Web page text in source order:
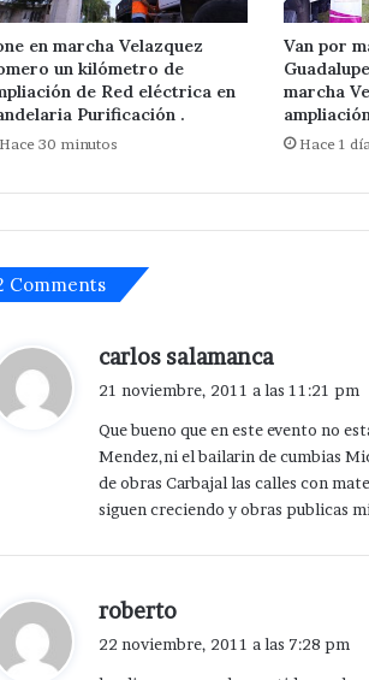
en marcha Velazquez
un kilómetro de
de Red eléctrica en
Purificación .
Hace 30 minutos
Van por
marcha
Hace 1 día
Comments
carlos salamanca
e
:
21 noviembre, 2011 a las 11:21 pm
Que bueno que en este evento no
Mendez,ni el bailarin de cumbias
de obras Carbajal las calles con
siguen creciendo y obras publicas
roberto
22 noviembre, 2011 a las 7:28 pm
excavaciones
arqueológica.
Detienen a
por